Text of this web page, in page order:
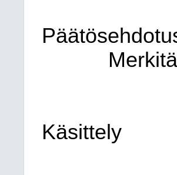
Käsittely